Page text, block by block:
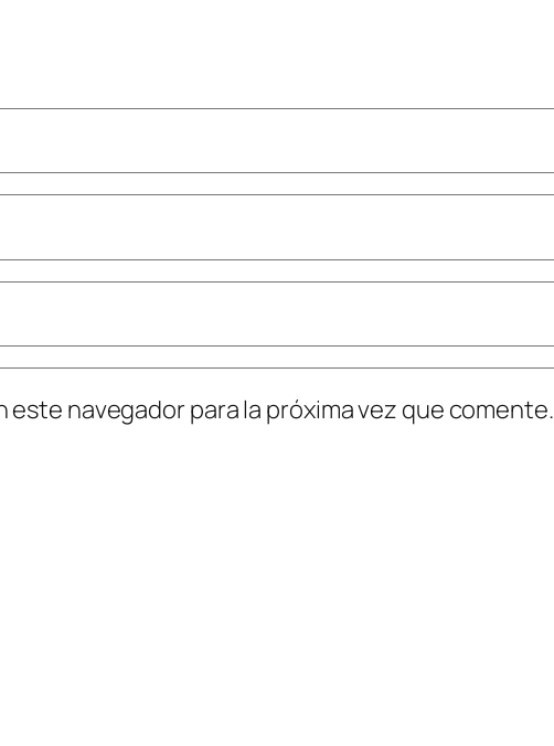
navegador para la próxima vez que comente.